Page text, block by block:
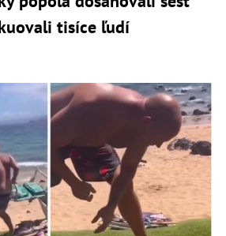
tisíce ľudí